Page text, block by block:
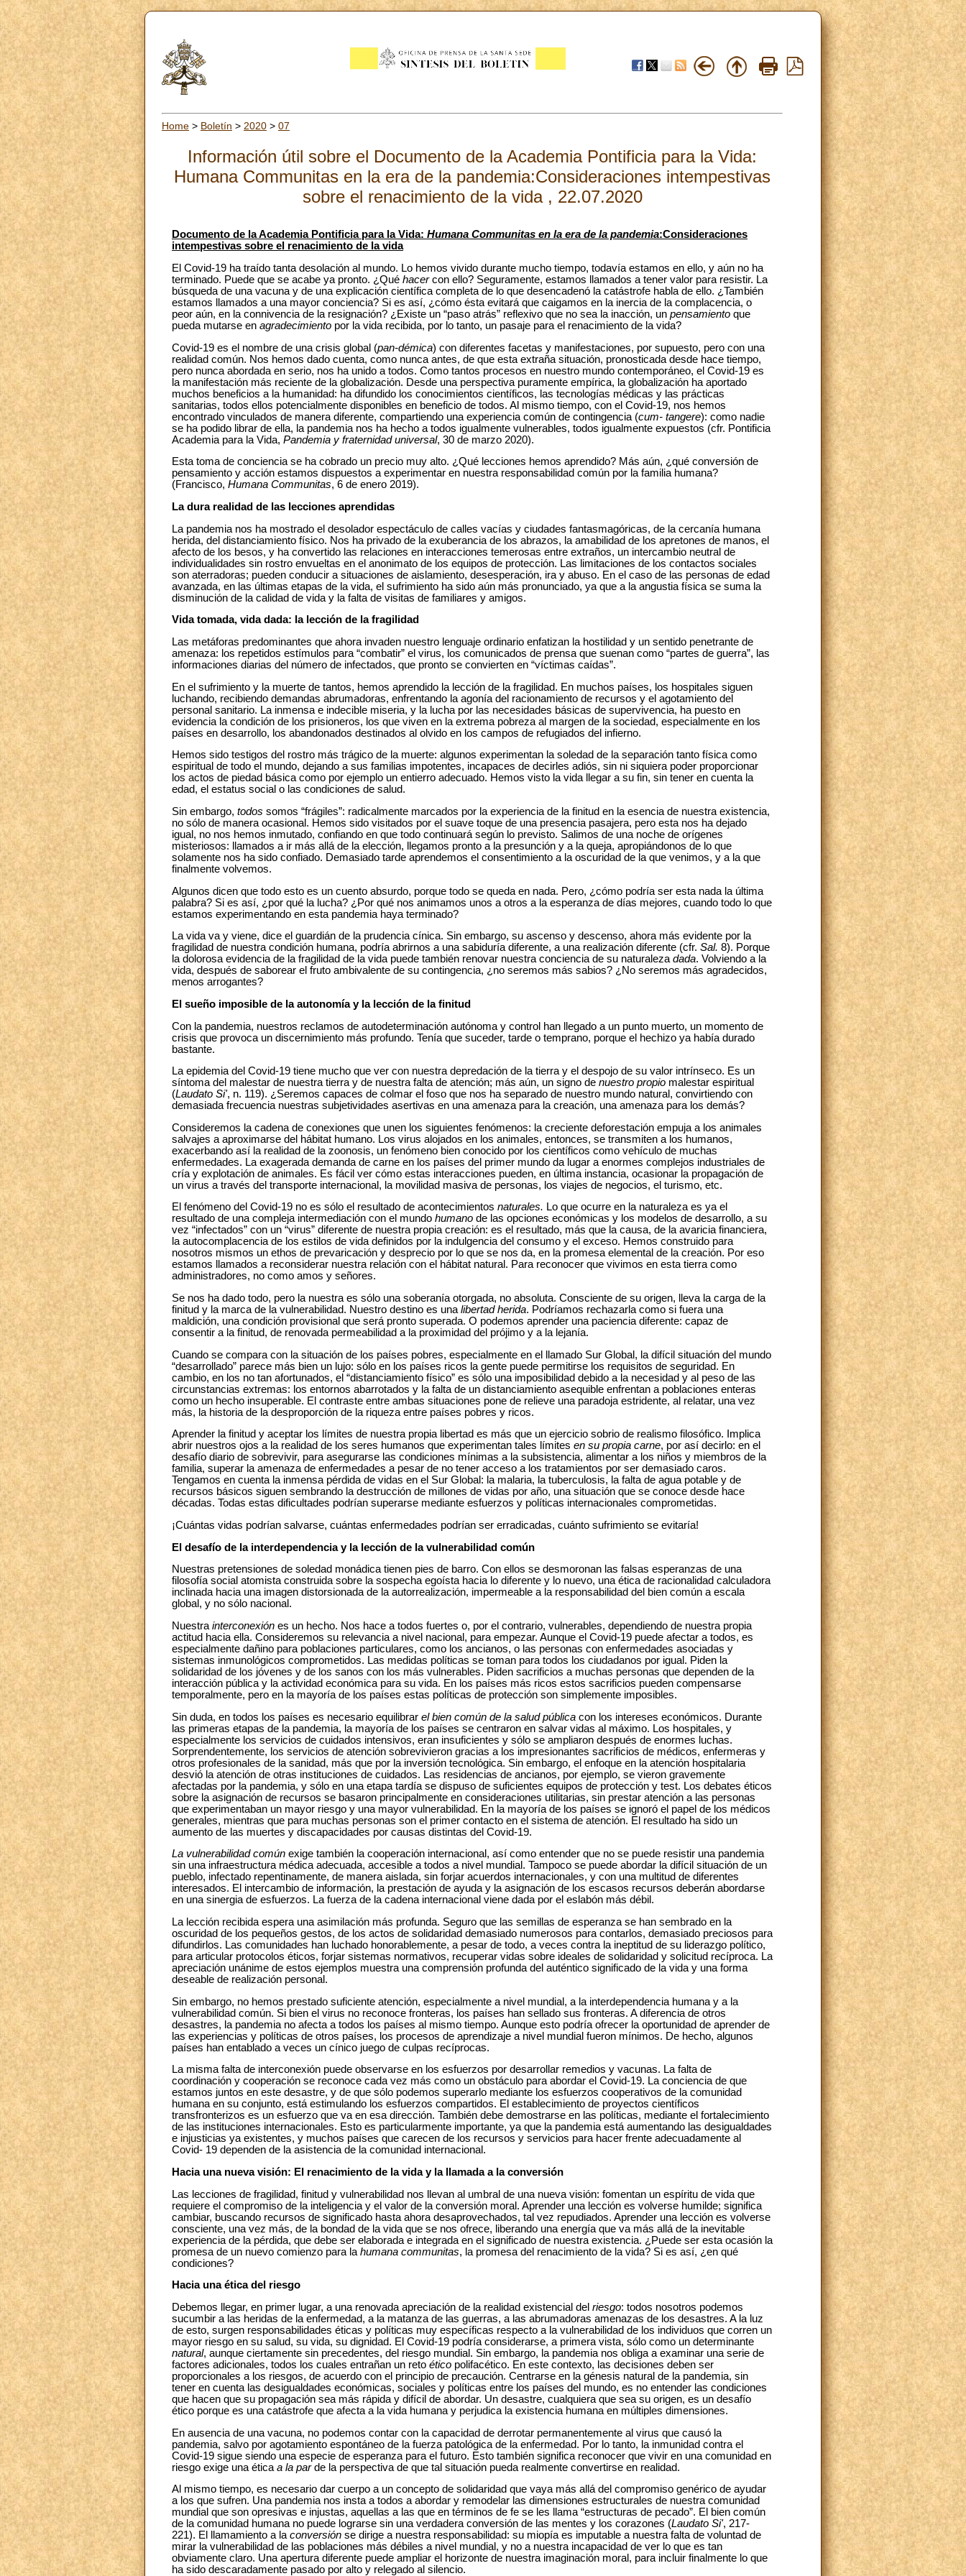
Home > Boletín > 2020 > 07
Información útil sobre el Documento de la Academia Pontificia para la Vida:
Humana Communitas en la era de la pandemia:Consideraciones intempestivas
sobre el renacimiento de la vida , 22.07.2020
Documento de la Academia Pontificia para la Vida: Humana Communitas en la era de la pandemia:Consideraciones
intempestivas sobre el renacimiento de la vida
El Covid-19 ha traído tanta desolación al mundo. Lo hemos vivido durante mucho tiempo, todavía estamos en ello, y aún no ha
terminado. Puede que se acabe ya pronto. ¿Qué hacercon ello? Seguramente, estamos llamados a tener valor para resistir. La
búsqueda de una vacuna y de una explicación científica completa de lo que desencadenó la catástrofe habla de ello. ¿También
estamos llamados a una mayor conciencia? Si es así, ¿cómo ésta evitará que caigamos en la inercia de la complacencia, o
peor aún, en la connivencia de la resignación? ¿Existe un “paso atrás” reflexivo que no sea la inacción, un pensamiento que
pueda mutarse en agradecimiento por la vida recibida, por lo tanto, un pasaje para el renacimiento de la vida?
Covid-19 es el nombre de una crisis global (pan-démica) con diferentes facetas y manifestaciones, por supuesto, pero con una
realidad común. Nos hemos dado cuenta, como nunca antes, de que esta extraña situación, pronosticada desde hace tiempo,
pero nunca abordada en serio, nos ha unido a todos. Como tantos procesos en nuestro mundo contemporáneo, el Covid-19 es
la manifestación más reciente de la globalización. Desde una perspectiva puramente empírica, la globalización ha aportado
muchos beneficios a la humanidad: ha difundido los conocimientos científicos, las tecnologías médicas y las prácticas
sanitarias, todos ellos potencialmente disponibles en beneficio de todos. Al mismo tiempo, con el Covid-19, nos hemos
encontrado vinculados de manera diferente, compartiendo una experiencia común de contingencia (cum- tangere): como nadie
se ha podido librar de ella, la pandemia nos ha hecho a todos igualmente vulnerables, todos igualmente expuestos (cfr. Pontificia
Academia para la Vida, Pandemia y fraternidad universal, 30 de marzo 2020).
Esta toma de conciencia se ha cobrado un precio muy alto. ¿Qué lecciones hemos aprendido? Más aún, ¿qué conversión de
pensamiento y acción estamos dispuestos a experimentar en nuestra responsabilidad común por la familia humana?
(Francisco, Humana Communitas, 6 de enero 2019).
La dura realidad de las lecciones aprendidas
La pandemia nos ha mostrado el desolador espectáculo de calles vacías y ciudades fantasmagóricas, de la cercanía humana
herida, del distanciamiento físico. Nos ha privado de la exuberancia de los abrazos, la amabilidad de los apretones de manos, el
afecto de los besos, y ha convertido las relaciones en interacciones temerosas entre extraños, un intercambio neutral de
individualidades sin rostro envueltas en el anonimato de los equipos de protección. Las limitaciones de los contactos sociales
son aterradoras; pueden conducir a situaciones de aislamiento, desesperación, ira y abuso. En el caso de las personas de edad
avanzada, en las últimas etapas de la vida, el sufrimiento ha sido aún más pronunciado, ya que a la angustia física se suma la
disminución de la calidad de vida y la falta de visitas de familiares y amigos.
Vida tomada, vida dada: la lección de la fragilidad
Las metáforas predominantes que ahora invaden nuestro lenguaje ordinario enfatizan la hostilidad y un sentido penetrante de
amenaza: los repetidos estímulos para “combatir” el virus, los comunicados de prensa que suenan como “partes de guerra”, las
informaciones diarias del número de infectados, que pronto se convierten en “víctimas caídas”.
En el sufrimiento y la muerte de tantos, hemos aprendido la lección de la fragilidad. En muchos países, los hospitales siguen
luchando, recibiendo demandas abrumadoras, enfrentando la agonía del racionamiento de recursos y el agotamiento del
personal sanitario. La inmensa e indecible miseria, y la lucha por las necesidades básicas de supervivencia, ha puesto en
evidencia la condición de los prisioneros, los que viven en la extrema pobreza al margen de la sociedad, especialmente en los
países en desarrollo, los abandonados destinados al olvido en los campos de refugiados del infierno.
Hemos sido testigos del rostro más trágico de la muerte: algunos experimentan la soledad de la separación tanto física como
espiritual de todo el mundo, dejando a sus familias impotentes, incapaces de decirles adiós, sin ni siquiera poder proporcionar
los actos de piedad básica como por ejemplo un entierro adecuado. Hemos visto la vida llegar a su fin, sin tener en cuenta la
edad, el estatus social o las condiciones de salud.
Sin embargo, todos somos “frágiles”: radicalmente marcados por la experiencia de la finitud en la esencia de nuestra existencia,
no sólo de manera ocasional. Hemos sido visitados por el suave toque de una presencia pasajera, pero esta nos ha dejado
igual, no nos hemos inmutado, confiando en que todo continuará según lo previsto. Salimos de una noche de orígenes
misteriosos: llamados a ir más allá de la elección, llegamos pronto a la presunción y a la queja, apropiándonos de lo que
solamente nos ha sido confiado. Demasiado tarde aprendemos el consentimiento a la oscuridad de la que venimos, y a la que
finalmente volvemos.
Algunos dicen que todo esto es un cuento absurdo, porque todo se queda en nada. Pero, ¿cómo podría ser esta nada la última
palabra? Si es así, ¿por qué la lucha? ¿Por qué nos animamos unos a otros a la esperanza de días mejores, cuando todo lo que
estamos experimentando en esta pandemia haya terminado?
La vida va y viene, dice el guardián de la prudencia cínica. Sin embargo, su ascenso y descenso, ahora más evidente por la
fragilidad de nuestra condición humana, podría abrirnos a una sabiduría diferente, a una realización diferente (cfr. Sal. 8). Porque
la dolorosa evidencia de la fragilidad de la vida puede también renovar nuestra conciencia de su naturaleza dada. Volviendo a la
vida, después de saborear el fruto ambivalente de su contingencia, ¿no seremos más sabios? ¿No seremos más agradecidos,
menos arrogantes?
El sueño imposible de la autonomía y la lección de la finitud
Con la pandemia, nuestros reclamos de autodeterminación autónoma y control han llegado a un punto muerto, un momento de
crisis que provoca un discernimiento más profundo. Tenía que suceder, tarde o temprano, porque el hechizo ya había durado
bastante.
La epidemia del Covid-19 tiene mucho que ver con nuestra depredación de la tierra y el despojo de su valor intrínseco. Es un
síntoma del malestar de nuestra tierra y de nuestra falta de atención; más aún, un signo de nuestro propio malestar espiritual
(Laudato Si', n. 119). ¿Seremos capaces de colmar el foso que nos ha separado de nuestro mundo natural, convirtiendo con
demasiada frecuencia nuestras subjetividades asertivas en una amenaza para la creación, una amenaza para los demás?
Consideremos la cadena de conexiones que unen los siguientes fenómenos: la creciente deforestación empuja a los animales
salvajes a aproximarse del hábitat humano. Los virus alojados en los animales, entonces, se transmiten a los humanos,
exacerbando así la realidad de la zoonosis, un fenómeno bien conocido por los científicos como vehículo de muchas
enfermedades. La exagerada demanda de carne en los países del primer mundo da lugar a enormes complejos industriales de
cría y explotación de animales. Es fácil ver cómo estas interacciones pueden, en última instancia, ocasionar la propagación de
un virus a través del transporte internacional, la movilidad masiva de personas, los viajes de negocios, el turismo, etc.
El fenómeno del Covid-19 no es sólo el resultado de acontecimientos naturales. Lo que ocurre en la naturaleza es ya el
resultado de una compleja intermediación con el mundo humano de las opciones económicas y los modelos de desarrollo, a su
vez “infectados” con un “virus” diferente de nuestra propia creación: es el resultado, más que la causa, de la avaricia financiera,
la autocomplacencia de los estilos de vida definidos por la indulgencia del consumo y el exceso. Hemos construido para
nosotros mismos un ethos de prevaricación y desprecio por lo que se nos da, en la promesa elemental de la creación. Por eso
estamos llamados a reconsiderar nuestra relación con el hábitat natural. Para reconocer que vivimos en esta tierra como
administradores, no como amos y señores.
Se nos ha dado todo, pero la nuestra es sólo una soberanía otorgada, no absoluta. Consciente de su origen, lleva la carga de la
finitud y la marca de la vulnerabilidad. Nuestro destino es una libertad herida. Podríamos rechazarla como si fuera una
maldición, una condición provisional que será pronto superada. O podemos aprender una paciencia diferente: capaz de
consentir a la finitud, de renovada permeabilidad a la proximidad del prójimo y a la lejanía.
Cuando se compara con la situación de los países pobres, especialmente en el llamado Sur Global, la difícil situación del mundo
“desarrollado” parece más bien un lujo: sólo en los países ricos la gente puede permitirse los requisitos de seguridad. En
cambio, en los no tan afortunados, el “distanciamiento físico” es sólo una imposibilidad debido a la necesidad y al peso de las
circunstancias extremas: los entornos abarrotados y la falta de un distanciamiento asequible enfrentan a poblaciones enteras
como un hecho insuperable. El contraste entre ambas situaciones pone de relieve una paradoja estridente, al relatar, una vez
más, la historia de la desproporción de la riqueza entre países pobres y ricos.
Aprender la finitud y aceptar los límites de nuestra propia libertad es más que un ejercicio sobrio de realismo filosófico. Implica
abrir nuestros ojos a la realidad de los seres humanos que experimentan tales límites en su propia carne, por así decirlo: en el
desafío diario de sobrevivir, para asegurarse las condiciones mínimas a la subsistencia, alimentar a los niños y miembros de la
familia, superar la amenaza de enfermedades a pesar de no tener acceso a los tratamientos por ser demasiado caros.
Tengamos en cuenta la inmensa pérdida de vidas en el Sur Global: la malaria, la tuberculosis, la falta de agua potable y de
recursos básicos siguen sembrando la destrucción de millones de vidas por año, una situación que se conoce desde hace
décadas. Todas estas dificultades podrían superarse mediante esfuerzos y políticas internacionales comprometidas.
¡Cuántas vidas podrían salvarse, cuántas enfermedades podrían ser erradicadas, cuánto sufrimiento se evitaría!
El desafío de la interdependencia y la lección de la vulnerabilidad común
Nuestras pretensiones de soledad monádica tienen pies de barro. Con ellos se desmoronan las falsas esperanzas de una
filosofía social atomista construida sobre la sospecha egoísta hacia lo diferente y lo nuevo, una ética de racionalidad calculadora
inclinada hacia una imagen distorsionada de la autorrealización, impermeable a la responsabilidad del bien común a escala
global, y no sólo nacional.
Nuestra interconexión es un hecho. Nos hace a todos fuertes o, por el contrario, vulnerables, dependiendo de nuestra propia
actitud hacia ella. Consideremos su relevancia a nivel nacional, para empezar. Aunque el Covid-19 puede afectar a todos, es
especialmente dañino para poblaciones particulares, como los ancianos, o las personas con enfermedades asociadas y
sistemas inmunológicos comprometidos. Las medidas políticas se toman para todos los ciudadanos por igual. Piden la
solidaridad de los jóvenes y de los sanos con los más vulnerables. Piden sacrificios a muchas personas que dependen de la
interacción pública y la actividad económica para su vida. En los países más ricos estos sacrificios pueden compensarse
temporalmente, pero en la mayoría de los países estas políticas de protección son simplemente imposibles.
Sin duda, en todos los países es necesario equilibrar el bien común de la salud pública con los intereses económicos. Durante
las primeras etapas de la pandemia, la mayoría de los países se centraron en salvar vidas al máximo. Los hospitales, y
especialmente los servicios de cuidados intensivos, eran insuficientes y sólo se ampliaron después de enormes luchas.
Sorprendentemente, los servicios de atención sobrevivieron gracias a los impresionantes sacrificios de médicos, enfermeras y
otros profesionales de la sanidad, más que por la inversión tecnológica. Sin embargo, el enfoque en la atención hospitalaria
desvió la atención de otras instituciones de cuidados. Las residencias de ancianos, por ejemplo, se vieron gravemente
afectadas por la pandemia, y sólo en una etapa tardía se dispuso de suficientes equipos de protección y test. Los debates éticos
sobre la asignación de recursos se basaron principalmente en consideraciones utilitarias, sin prestar atención a las personas
que experimentaban un mayor riesgo y una mayor vulnerabilidad. En la mayoría de los países se ignoró el papel de los médicos
generales, mientras que para muchas personas son el primer contacto en el sistema de atención. El resultado ha sido un
aumento de las muertes y discapacidades por causas distintas del Covid-19.
La vulnerabilidad común exige también la cooperación internacional, así como entender que no se puede resistir una pandemia
sin una infraestructura médica adecuada, accesible a todos a nivel mundial. Tampoco se puede abordar la difícil situación de un
pueblo, infectado repentinamente, de manera aislada, sin forjar acuerdos internacionales, y con una multitud de diferentes
interesados. El intercambio de información, la prestación de ayuda y la asignación de los escasos recursos deberán abordarse
en una sinergia de esfuerzos. La fuerza de la cadena internacional viene dada por el eslabón más débil.
La lección recibida espera una asimilación más profunda. Seguro que las semillas de esperanza se han sembrado en la
oscuridad de los pequeños gestos, de los actos de solidaridad demasiado numerosos para contarlos, demasiado preciosos para
difundirlos. Las comunidades han luchado honorablemente, a pesar de todo, a veces contra la ineptitud de su liderazgo político,
para articular protocolos éticos, forjar sistemas normativos, recuperar vidas sobre ideales de solidaridad y solicitud recíproca. La
apreciación unánime de estos ejemplos muestra una comprensión profunda del auténtico significado de la vida y una forma
deseable de realización personal.
Sin embargo, no hemos prestado suficiente atención, especialmente a nivel mundial, a la interdependencia humana y a la
vulnerabilidad común. Si bien el virus no reconoce fronteras, los países han sellado sus fronteras. A diferencia de otros
desastres, la pandemia no afecta a todos los países al mismo tiempo. Aunque esto podría ofrecer la oportunidad de aprender de
las experiencias y políticas de otros países, los procesos de aprendizaje a nivel mundial fueron mínimos. De hecho, algunos
países han entablado a veces un cínico juego de culpas recíprocas.
La misma falta de interconexión puede observarse en los esfuerzos por desarrollar remedios y vacunas. La falta de
coordinación y cooperación se reconoce cada vez más como un obstáculo para abordar el Covid-19. La conciencia de que
estamos juntos en este desastre, y de que sólo podemos superarlo mediante los esfuerzos cooperativos de la comunidad
humana en su conjunto, está estimulando los esfuerzos compartidos. El establecimiento de proyectos científicos
transfronterizos es un esfuerzo que va en esa dirección. También debe demostrarse en las políticas, mediante el fortalecimiento
de las instituciones internacionales. Esto es particularmente importante, ya que la pandemia está aumentando las desigualdades
e injusticias ya existentes, y muchos países que carecen de los recursos y servicios para hacer frente adecuadamente al
Covid- 19 dependen de la asistencia de la comunidad internacional.
Hacia una nueva visión: El renacimiento de la vida y la llamada a la conversión
Las lecciones de fragilidad, finitud y vulnerabilidad nos llevan al umbral de una nueva visión: fomentan un espíritu de vida que
requiere el compromiso de la inteligencia y el valor de la conversión moral. Aprender una lección es volverse humilde; significa
cambiar, buscando recursos de significado hasta ahora desaprovechados, tal vez repudiados. Aprender una lección es volverse
consciente, una vez más, de la bondad de la vida que se nos ofrece, liberando una energía que va más allá de la inevitable
experiencia de la pérdida, que debe ser elaborada e integrada en el significado de nuestra existencia. ¿Puede ser esta ocasión la
promesa de un nuevo comienzo para la humana communitas, la promesa del renacimiento de la vida? Si es así, ¿en qué
condiciones?
Hacia una ética del riesgo
Debemos llegar, en primer lugar, a una renovada apreciación de la realidad existencial del riesgo: todos nosotros podemos
sucumbir a las heridas de la enfermedad, a la matanza de las guerras, a las abrumadoras amenazas de los desastres. A la luz
de esto, surgen responsabilidades éticas y políticas muy específicas respecto a la vulnerabilidad de los individuos que corren un
mayor riesgo en su salud, su vida, su dignidad. El Covid-19 podría considerarse, a primera vista, sólo como un determinante
natural, aunque ciertamente sin precedentes, del riesgo mundial. Sin embargo, la pandemia nos obliga a examinar una serie de
factores adicionales, todos los cuales entrañan un reto ético polifacético. En este contexto, las decisiones deben ser
proporcionales a los riesgos, de acuerdo con el principio de precaución. Centrarse en la génesis natural de la pandemia, sin
tener en cuenta las desigualdades económicas, sociales y políticas entre los países del mundo, es no entender las condiciones
que hacen que su propagación sea más rápida y difícil de abordar. Un desastre, cualquiera que sea su origen, es un desafío
ético porque es una catástrofe que afecta a la vida humana y perjudica la existencia humana en múltiples dimensiones.
En ausencia de una vacuna, no podemos contar con la capacidad de derrotar permanentemente al virus que causó la
pandemia, salvo por agotamiento espontáneo de la fuerza patológica de la enfermedad. Por lo tanto, la inmunidad contra el
Covid-19 sigue siendo una especie de esperanza para el futuro. Esto también significa reconocer que vivir en una comunidad en
riesgo exige una ética a la parde la perspectiva de que tal situación pueda realmente convertirse en realidad.
Al mismo tiempo, es necesario dar cuerpo a un concepto de solidaridad que vaya más allá del compromiso genérico de ayudar
a los que sufren. Una pandemia nos insta a todos a abordar y remodelar las dimensiones estructurales de nuestra comunidad
mundial que son opresivas e injustas, aquellas a las que en términos de fe se les llama “estructuras de pecado”. El bien común
de la comunidad humana no puede lograrse sin una verdadera conversión de las mentes y los corazones (Laudato Si', 217-
221). El llamamiento a laconversión se dirige a nuestra responsabilidad: su miopía es imputable a nuestra falta de voluntad de
mirar la vulnerabilidad de las poblaciones más débiles a nivel mundial, y no a nuestra incapacidad de ver lo que es tan
obviamente claro. Una apertura diferente puede ampliar el horizonte de nuestra imaginación moral, para incluir finalmente lo que
ha sido descaradamente pasado por alto y relegado al silencio.